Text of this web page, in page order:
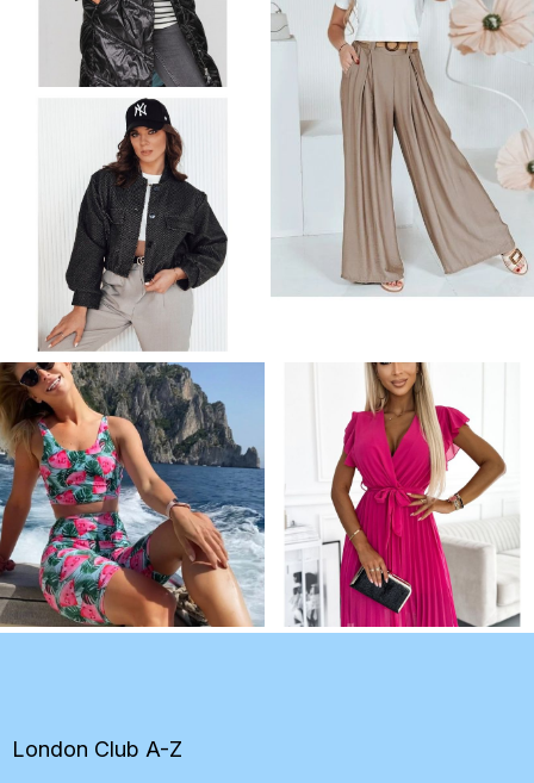
London Club A-Z